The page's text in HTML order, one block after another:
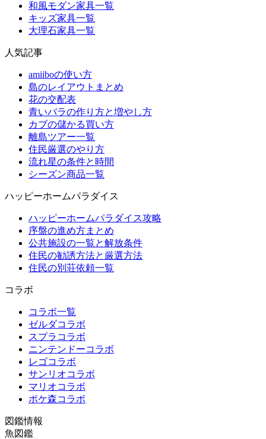
和風モダン家具一覧
キッズ家具一覧
大理石家具一覧
人気記事
amiiboの使い方
島のレイアウトまとめ
花の交配表
青いバラの作り方と増やし方
カブの儲かる買い方
離島ツアー一覧
住民厳選のやり方
流れ星の条件と時間
シーズン商品一覧
ハッピーホームパラダイス
ハッピーホームパラダイス攻略
序盤の進め方まとめ
公共施設の一覧と解放条件
住民の勧誘方法と厳選方法
住民の別荘依頼一覧
コラボ
コラボ一覧
ゼルダコラボ
スプラコラボ
ニンテンドーコラボ
レゴコラボ
サンリオコラボ
マリオコラボ
ポケ森コラボ
図鑑情報
魚図鑑